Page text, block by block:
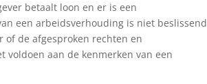
betaalt loon en er is een
een arbeidsverhouding is niet beslissend
de afgesproken rechten en
aan de kenmerken van een